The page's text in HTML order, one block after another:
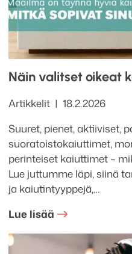
Näin valitset oikeat
Kategoriat
Artikkelit Julkaistu
18.2.2026
Suuret, pienet, aktiiviset,
suoratoistokaiuttimet,
perinteiset kaiuttimet –
Lue juttumme läpi, siinä
ja kaiutintyyppejä,…
Lue lisää